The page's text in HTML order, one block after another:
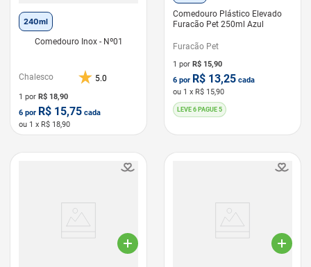
240ml
Comedouro Inox - Nº01
Chalesco 5.0
1 por R$ 18,90
6 por R$ 15,75 cada
ou 1 x R$ 18,90
Comedouro Plástico Elevado
Furacão Pet 250ml Azul
Furacão Pet
1 por R$ 15,90
6 por R$ 13,25 cada
ou 1 x R$ 15,90
LEVE 6 PAGUE 5